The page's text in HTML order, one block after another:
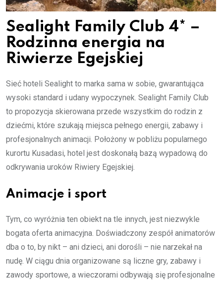
Sealight Family Club 4* –
Rodzinna energia na
Riwierze Egejskiej
Sieć hoteli Sealight to marka sama w sobie, gwarantująca
wysoki standard i udany wypoczynek. Sealight Family Club
to propozycja skierowana przede wszystkim do rodzin z
dziećmi, które szukają miejsca pełnego energii, zabawy i
profesjonalnych animacji. Położony w pobliżu popularnego
kurortu Kusadasi, hotel jest doskonałą bazą wypadową do
odkrywania uroków Riwiery Egejskiej.
Animacje i sport
Tym, co wyróżnia ten obiekt na tle innych, jest niezwykle
bogata oferta animacyjna. Doświadczony zespół animatorów
dba o to, by nikt – ani dzieci, ani dorośli – nie narzekał na
nudę. W ciągu dnia organizowane są liczne gry, zabawy i
zawody sportowe, a wieczorami odbywają się profesjonalne